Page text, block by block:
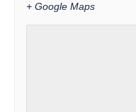
+ Google Maps